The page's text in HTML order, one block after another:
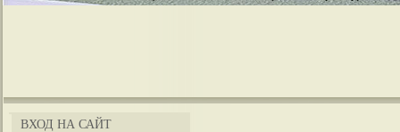
ВХОД НА САЙТ